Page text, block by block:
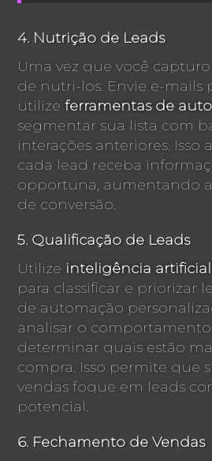
4. Nutrição de Leads
Uma vez que você
de nutri-los. Envie e-mails
utilizeferramentas de
segmentar sua lista com
interações anteriores. Isso
cada lead receba
opportuna, aumentando
de conversão.
5. Qualificação de Leads
Utilize inteligência
para classificar e priorizar
de automação
analisar o comportamento
determinar quais estão
compra. Isso permite que
vendas foque em leads
potencial.
6. Fechamento de Vendas